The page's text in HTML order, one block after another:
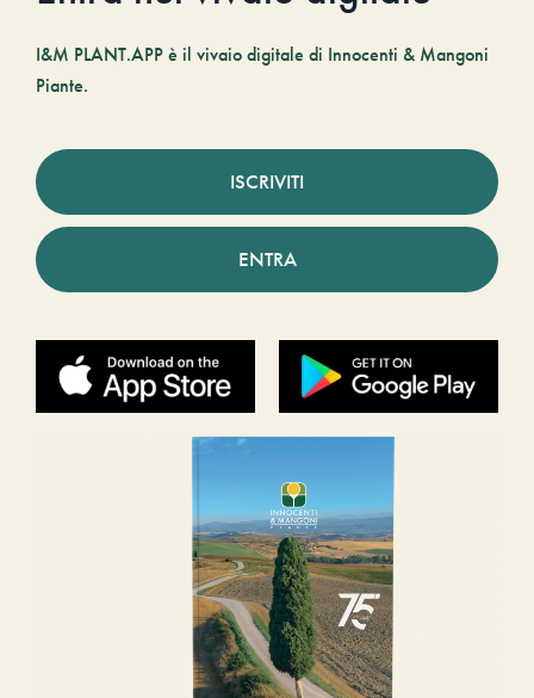
I&M PLANT.APP è il vivaio digitale di Innocenti & Mangoni
Piante.
ISCRIVITI
ENTRA